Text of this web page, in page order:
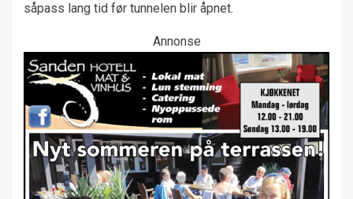
såpass lang tid før tunnelen blir åpnet.
Annonse